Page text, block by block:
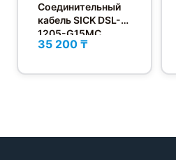
Соединительный
кабель SICK DSL-
1205-G15MC
35 200 ₸